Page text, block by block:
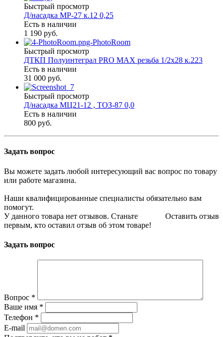
Быстрый просмотр
Д/насадка МР-27 к.12 0,25
Есть в наличии
1 190 руб.
Быстрый просмотр
ДТКП Полуинтеграл PRO MAX резьба 1/2х28 к.223
Есть в наличии
31 000 руб.
Быстрый просмотр
Д/насадка МЦ21-12 , ТОЗ-87 0,0
Есть в наличии
800 руб.
Задать вопрос
Вы можете задать любой интересующий вас вопрос по товару
или работе магазина.
Наши квалифицированные специалисты обязательно вам
помогут.
Оставить отзыв
У данного товара нет отзывов. Станьте
первым, кто оставил отзыв об этом товаре!
Задать вопрос
Вопрос *
Ваше имя *
Телефон *
E-mail